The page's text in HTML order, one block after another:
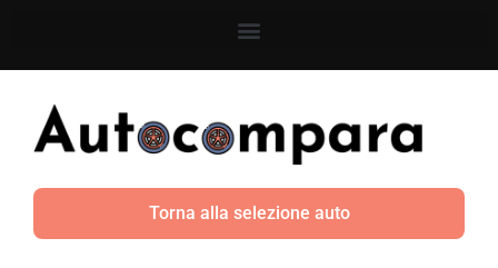
Torna alla selezione auto